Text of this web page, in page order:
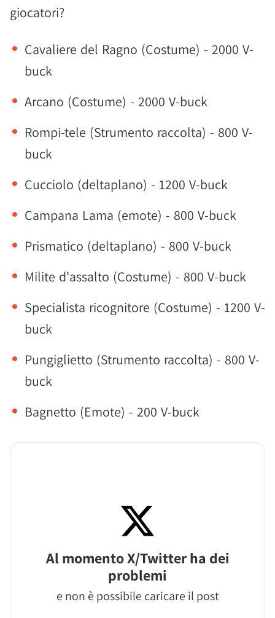
giocatori?
Cavaliere del Ragno (Costume) - 2000 V-
buck
Arcano (Costume) - 2000 V-buck
Rompi-tele (Strumento raccolta) - 800 V-
buck
Cucciolo (deltaplano) - 1200 V-buck
Campana Lama (emote) - 800 V-buck
Prismatico (deltaplano) - 800 V-buck
Milite d'assalto (Costume) - 800 V-buck
Specialista ricognitore (Costume) - 1200 V-
buck
Pungiglietto (Strumento raccolta) - 800 V-
buck
Bagnetto (Emote) - 200 V-buck
Al momento X/Twitter ha dei
problemi
e non è possibile caricare il post